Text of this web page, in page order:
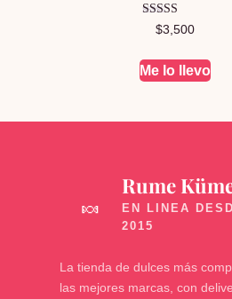
Valorado en
5.00
$3,500
Me lo llevo
🍬
Rume
La tienda de dulces más
las mejores marcas, con